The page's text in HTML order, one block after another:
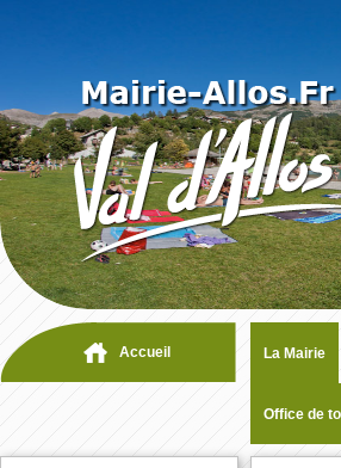
Accueil La Mairie
Office de